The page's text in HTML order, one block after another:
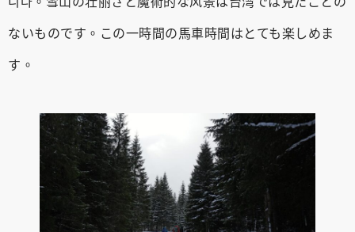
ないものです。この一時間の馬車時間はとても楽しめま
す。